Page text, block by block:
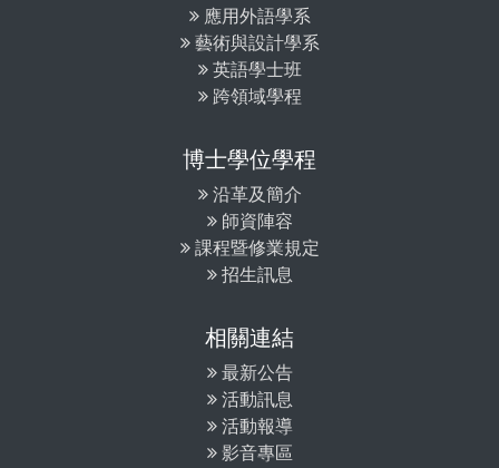
應用外語學系
藝術與設計學系
英語學士班
跨領域學程
博士學位學程
沿革及簡介
師資陣容
課程暨修業規定
招生訊息
相關連結
最新公告
活動訊息
活動報導
影音專區